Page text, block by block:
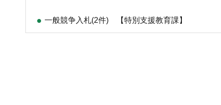
一般競争入札(2件) 【特別支援教育課】